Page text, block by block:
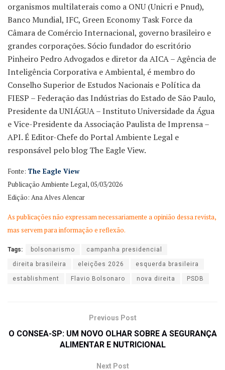
organismos multilaterais como a ONU (Unicri e Pnud),
Banco Mundial, IFC, Green Economy Task Force da
Câmara de Comércio Internacional, governo brasileiro e
grandes corporações. Sócio fundador do escritório
Pinheiro Pedro Advogados e diretor da AICA – Agência de
Inteligência Corporativa e Ambiental, é membro do
Conselho Superior de Estudos Nacionais e Política da
FIESP – Federação das Indústrias do Estado de São Paulo,
Presidente da UNIÁGUA – Instituto Universidade da Água
e Vice-Presidente da Associação Paulista de Imprensa –
API. É Editor-Chefe do Portal Ambiente Legal e
responsável pelo blog The Eagle View.
Fonte: The Eagle View
Publicação Ambiente Legal, 05/03/2026
Edição: Ana Alves Alencar
As publicações não expressam necessariamente a opinião dessa revista,
mas servem para informação e reflexão.
Tags: bolsonarismo campanha presidencial
direita brasileira eleições 2026 esquerda brasileira
establishment Flavio Bolsonaro nova direita PSDB
Previous Post
O CONSEA-SP: UM NOVO OLHAR SOBRE A SEGURANÇA
ALIMENTAR E NUTRICIONAL
Next Post